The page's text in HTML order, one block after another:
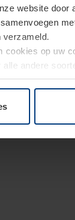
website
verzameld.
cookies op uw
andere
op pagina